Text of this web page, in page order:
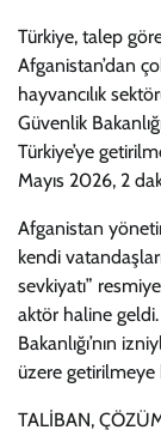
Türkiye, talep
Afganistan’dan
hayvancılık
Güvenlik
Türkiye’ye
Mayıs 2026, 2
Afganistan
kendi
sevkiyatı”
aktör haline geldi.
Bakanlığı’nın
üzere getirilmeye
TALİBAN,